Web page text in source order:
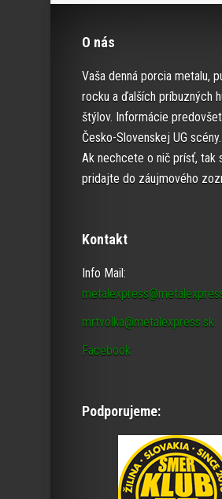
O nás
Vaša denná porcia metalu,
rocku a ďalších príbuzných
štýlov. Informácie
Česko-Slovenskej UG scény.
Ak nechcete o nič prísť, tak
pridajte do záujmového
Kontakt
Info Mail:
mrtvolka@metalexpress.sk
Facebook
Podporujeme: